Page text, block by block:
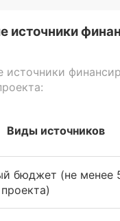
источники
источники
Виды источников
бюджет (не менее